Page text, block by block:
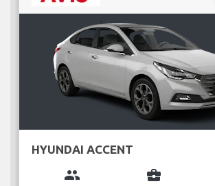
HYUNDAI ACCENT
group business_center